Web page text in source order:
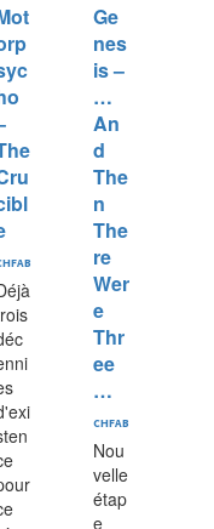
Ge
nes
is –
…
An
d
The
n
The
re
Wer
e
Thr
ee
…
CHFAB
Nou
velle
étap
e